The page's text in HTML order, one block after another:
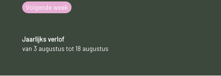
Volgende week
Jaarlijks verlof
van 3 augustus tot 18 augustus